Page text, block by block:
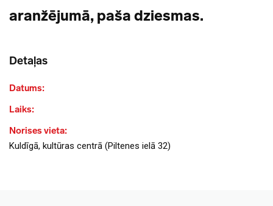
aranžējumā, paša dziesmas.
Detaļas
Datums:
Laiks:
Norises vieta:
Kuldīgā, kultūras centrā (Piltenes ielā 32)